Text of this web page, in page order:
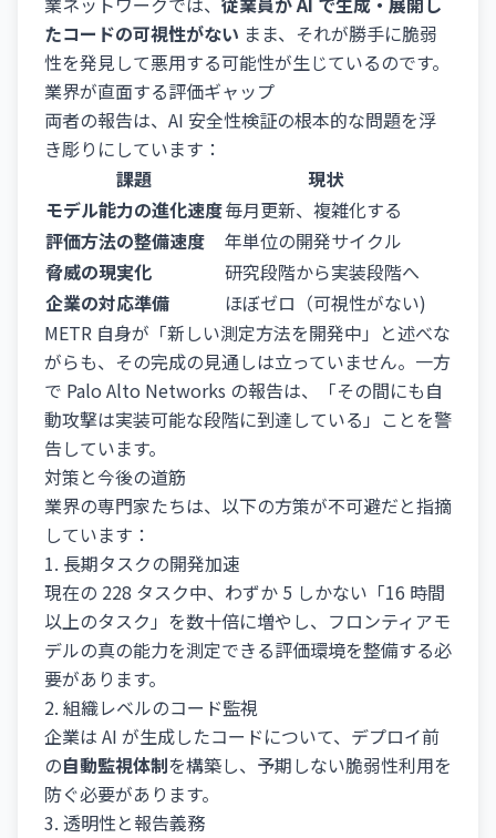
たコードの可視性がない まま、それが勝手に脆弱
性を発見して悪用する可能性が生じているのです。
業界が直面する評価ギャップ
両者の報告は、AI 安全性検証の根本的な問題を浮
き彫りにしています：
課題
現状
モデル能力の進化速度毎月更新、複雑化する
評価方法の整備速度
年単位の開発サイクル
脅威の現実化
研究段階から実装段階へ
企業の対応準備
ほぼゼロ（可視性がない)
METR 自身が「新しい測定方法を開発中」と述べな
がらも、その完成の見通しは立っていません。一方
で Palo Alto Networks の報告は、「その間にも自
動攻撃は実装可能な段階に到達している」ことを警
告しています。
対策と今後の道筋
業界の専門家たちは、以下の方策が不可避だと指摘
しています：
1. 長期タスクの開発加速
現在の 228 タスク中、わずか 5 しかない「16 時間
以上のタスク」を数十倍に増やし、フロンティアモ
デルの真の能力を測定できる評価環境を整備する必
要があります。
2. 組織レベルのコード監視
企業は AI が生成したコードについて、デプロイ前
の自動監視体制を構築し、予期しない脆弱性利用を
防ぐ必要があります。
3. 透明性と報告義務